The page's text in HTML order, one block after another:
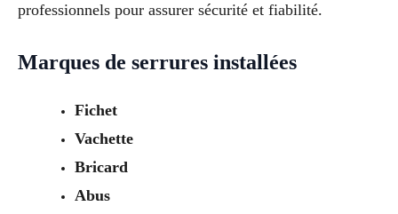
professionnels pour assurer sécurité et fiabilité.
Marques de serrures installées
Fichet
Vachette
Bricard
Abus